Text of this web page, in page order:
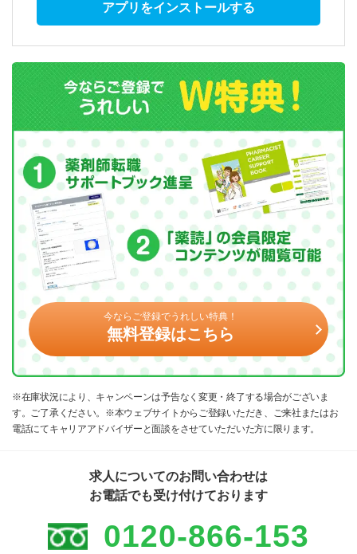
アプリをインストールする
今ならご登録でうれしい特典！
無料登録はこちら
※在庫状況により、キャンペーンは予告なく変更・終了する場合がございま
す。ご了承ください。※本ウェブサイトからご登録いただき、ご来社またはお
電話にてキャリアアドバイザーと面談をさせていただいた方に限ります。
求人についてのお問い合わせは
お電話でも受け付けております
0120-866-153